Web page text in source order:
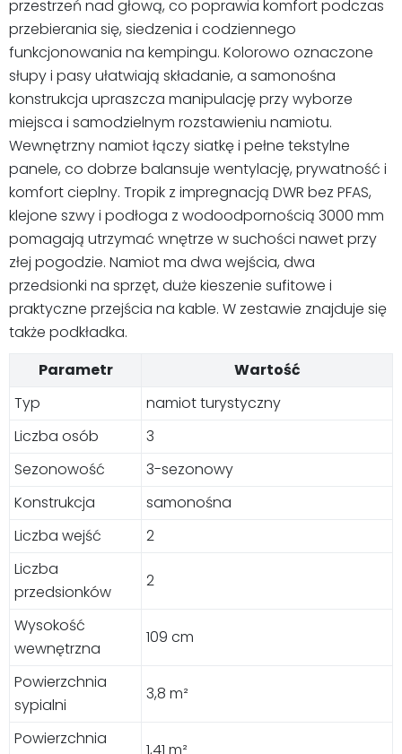
przestrzeń nad głową, co poprawia komfort podczas
przebierania się, siedzenia i codziennego
funkcjonowania na kempingu. Kolorowo oznaczone
słupy i pasy ułatwiają składanie, a samonośna
konstrukcja upraszcza manipulację przy wyborze
miejsca i samodzielnym rozstawieniu namiotu.
Wewnętrzny namiot łączy siatkę i pełne tekstylne
panele, co dobrze balansuje wentylację, prywatność i
komfort cieplny. Tropik z impregnacją DWR bez PFAS,
klejone szwy i podłoga z wodoodpornością 3000 mm
pomagają utrzymać wnętrze w suchości nawet przy
złej pogodzie. Namiot ma dwa wejścia, dwa
przedsionki na sprzęt, duże kieszenie sufitowe i
praktyczne przejścia na kable. W zestawie znajduje się
także podkładka.
Parametr
Wartość
Typ
namiot turystyczny
Liczba osób
3
Sezonowość
3-sezonowy
Konstrukcja
samonośna
Liczba wejść
2
Liczba
przedsionków
2
Wysokość
wewnętrzna
109 cm
Powierzchnia
sypialni
3,8 m²
Powierzchnia